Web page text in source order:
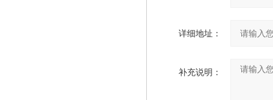
详细地址：
补充说明：